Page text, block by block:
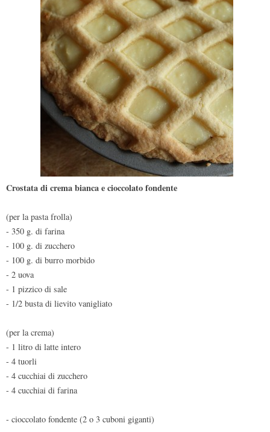
Crostata di crema bianca e cioccolato fondente
(per la pasta frolla)
- 350 g. di farina
- 100 g. di zucchero
- 100 g. di burro morbido
- 2 uova
- 1 pizzico di sale
- 1/2 busta di lievito vanigliato
(per la crema)
- 1 litro di latte intero
- 4 tuorli
- 4 cucchiai di zucchero
- 4 cucchiai di farina
- cioccolato fondente (2 o 3 cuboni giganti)